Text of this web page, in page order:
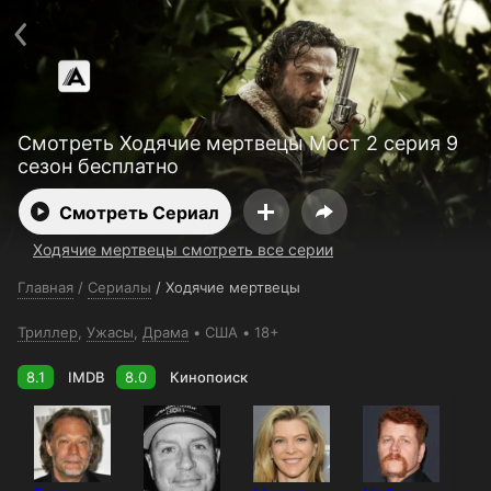
Смотреть Ходячие мертвецы Мост 2 серия 9
сезон бесплатно
Смотреть Сериал
Ходячие мертвецы смотреть все серии
Главная / Сериалы / Ходячие мертвецы
Триллер Ужасы Драма США 18+
8.1 IMDB 8.0 Кинопоиск
О сервисе
Пользовательское соглашение
Политика конфиденциальности
Для партнёров
Открыть приложение
Ввести промокод
Установить на ТВ
Бесплатные каналы Контакты